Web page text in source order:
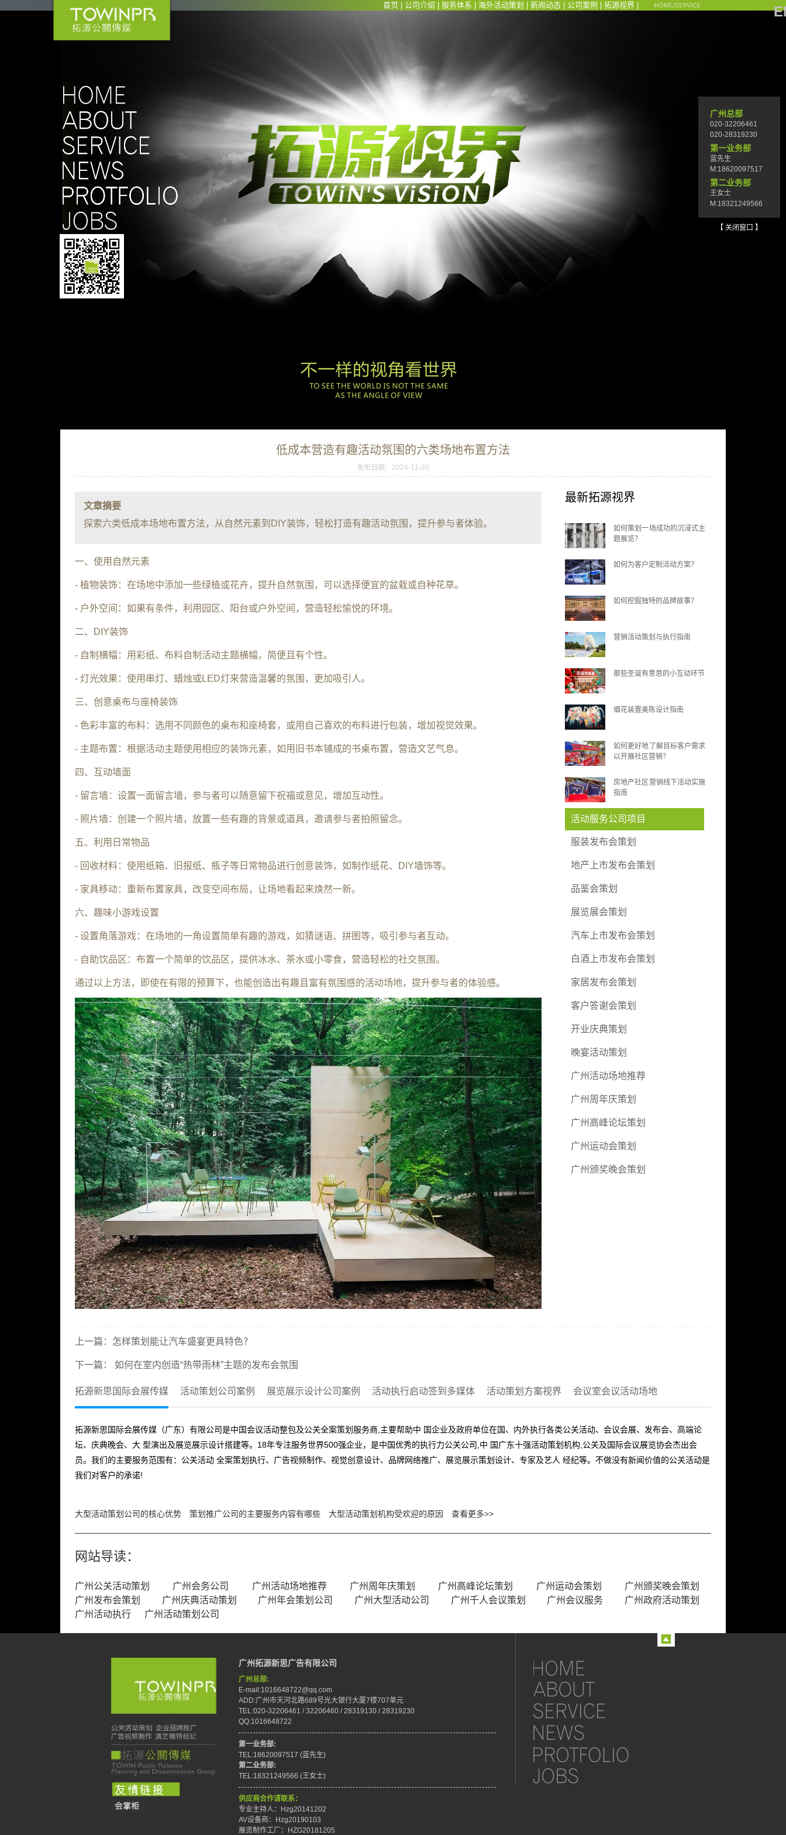
首页 公司介绍 服务体系 海外活动策划 新闻动态 公司案例 拓源视界
低成本营造有趣活动氛围的六类场地布置方法
发布日期：2024-11-20
文章摘要
探索六类低成本场地布置方法，从自然元素到DIY装饰，轻松打造有趣活动氛围，提升参与者体验。
一、使用自然元素
- 植物装饰：在场地中添加一些绿植或花卉，提升自然氛围，可以选择便宜的盆栽或自种花草。
- 户外空间：如果有条件，利用园区、阳台或户外空间，营造轻松愉悦的环境。
二、DIY装饰
- 自制横幅：用彩纸、布料自制活动主题横幅，简便且有个性。
- 灯光效果：使用串灯、蜡烛或LED灯来营造温馨的氛围，更加吸引人。
三、创意桌布与座椅装饰
- 色彩丰富的布料：选用不同颜色的桌布和座椅套，或用自己喜欢的布料进行包装，增加视觉效果。
- 主题布置：根据活动主题使用相应的装饰元素，如用旧书本铺成的书桌布置，营造文艺气息。
四、互动墙面
- 留言墙：设置一面留言墙，参与者可以随意留下祝福或意见，增加互动性。
- 照片墙：创建一个照片墙，放置一些有趣的背景或道具，邀请参与者拍照留念。
五、利用日常物品
- 回收材料：使用纸箱、旧报纸、瓶子等日常物品进行创意装饰，如制作纸花、DIY墙饰等。
- 家具移动：重新布置家具，改变空间布局，让场地看起来焕然一新。
六、趣味小游戏设置
- 设置角落游戏：在场地的一角设置简单有趣的游戏，如猜谜语、拼图等，吸引参与者互动。
- 自助饮品区：布置一个简单的饮品区，提供冰水、茶水或小零食，营造轻松的社交氛围。
通过以上方法，即使在有限的预算下，也能创造出有趣且富有氛围感的活动场地，提升参与者的体验感。
最新拓源视界
如何策划一场成功的沉浸式主
题展览？
如何为客户定制活动方案？
如何挖掘独特的品牌故事？
营销活动策划与执行指南
那些圣诞有意思的小互动环节
烟花装置美陈设计指南
如何更好地了解目标客户需求
以开展社区营销？
房地产社区营销线下活动实施
指南
活动服务公司项目
服装发布会策划
地产上市发布会策划
品鉴会策划
展览展会策划
汽车上市发布会策划
白酒上市发布会策划
家居发布会策划
客户答谢会策划
开业庆典策划
晚宴活动策划
广州活动场地推荐
广州周年庆策划
广州高峰论坛策划
广州运动会策划
广州颁奖晚会策划
上一篇： 怎样策划能让汽车盛宴更具特色？
下一篇： 如何在室内创造“热带雨林”主题的发布会氛围
拓源新思国际会展传媒 活动策划公司案例 展览展示设计公司案例 活动执行启动签到多媒体 活动策划方案视界 会议室会议活动场地
拓源新思国际会展传媒（广东）有限公司是中国会议活动整包及公关全案策划服务商,主要帮助中 国企业及政府单位在国、内外执行各类公关活动、会议会展、发布会、高端论
坛、庆典晚会、大 型演出及展览展示设计搭建等。18年专注服务世界500强企业，是中国优秀的执行力公关公司,中 国广东十强活动策划机构,公关及国际会议展览协会杰出会
员。我们的主要服务范围有：公关活动 全案策划执行、广告视频制作、视觉创意设计、品牌网络推广、展览展示策划设计、专家及艺人 经纪等。不做没有新闻价值的公关活动是
我们对客户的承诺!
大型活动策划公司的核心优势 策划推广公司的主要服务内容有哪些 大型活动策划机构受欢迎的原因 查看更多>>
网站导读：
广州公关活动策划 广州会务公司 广州活动场地推荐 广州周年庆策划 广州高峰论坛策划 广州运动会策划
广州颁奖晚会策划
广州发布会策划
广州庆典活动策划 广州年会策划公司 广州大型活动公司 广州千人会议策划 广州会议服务
广州政府活动策划
广州活动执行
广州活动策划公司
广州拓源新思广告有限公司
广州总部:
E-mail:1016648722@qq.com
ADD:广州市天河北路689号光大银行大厦7楼707单元
TEL:020-32206461 / 32206460 / 28319130 / 28319230
QQ:1016648722
第一业务部:
TEL:18620097517 (蓝先生)
第二业务部:
TEL:18321249566 (王女士)
供应商合作请联系：
专业主持人：Hzg20141202
AV设备商：Hzg20190103
展览制作工厂：HZG20181205
广州总部
020-32206461
020-28319230
第一业务部
蓝先生
M:18620097517
第二业务部
王女士
M:18321249566
【 关闭窗口 】